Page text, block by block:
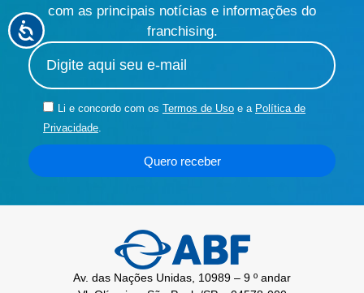
com as principais notícias e informações do
franchising.
Li e concordo com os Termos de Uso e a Política de
Privacidade.
Quero receber
Av. das Nações Unidas, 10989 – 9 º andar